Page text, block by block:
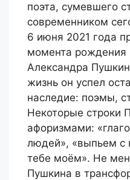
поэта, сумевшего
современником
6 июня 2021 года
момента рождения
Александра
жизнь он успел
наследие: поэмы,
Некоторые строки
афоризмами:
людей», «выпьем с
тебе моём». Не
Пушкина в